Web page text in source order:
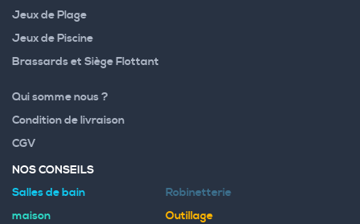
Jeux de Plage
Jeux de Piscine
Brassards et Siège Flottant
Qui somme nous ?
Condition de livraison
CGV
NOS CONSEILS
Salles de bain
Robinetterie
maison
Outillage